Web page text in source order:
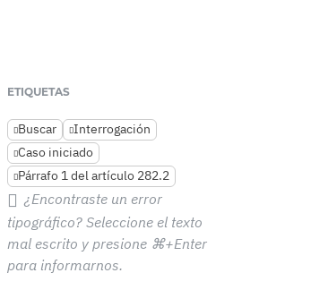
ETIQUETAS
Buscar
Interrogación
Caso iniciado
Párrafo 1 del artículo 282.2
¿Encontraste un error
tipográfico? Seleccione el texto
mal escrito y presione ⌘+Enter
para informarnos.